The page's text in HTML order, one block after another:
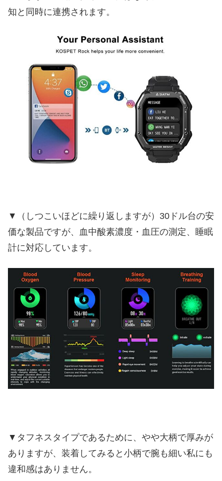
知と同時に連携されます。
▼（しつこいほどに繰り返しますが）30ドル台の安
価な製品ですが、血中酸素濃度・血圧の測定、睡眠
計に対応しています。
▼タフネスタイプであるために、やや大柄で厚みが
ありますが、装着してみると小柄で腕も細い私にも
違和感はありません。